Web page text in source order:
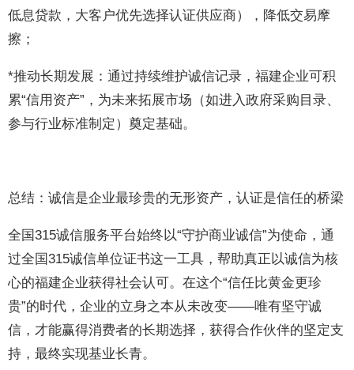
低息贷款，大客户优先选择认证供应商），降低交易摩
擦；
*推动长期发展：通过持续维护诚信记录，福建企业可积
累“信用资产”，为未来拓展市场（如进入政府采购目录、
参与行业标准制定）奠定基础。
总结：诚信是企业最珍贵的无形资产，认证是信任的桥梁
全国315诚信服务平台始终以“守护商业诚信”为使命，通
过全国315诚信单位证书这一工具，帮助真正以诚信为核
心的福建企业获得社会认可。在这个“信任比黄金更珍
贵”的时代，企业的立身之本从未改变——唯有坚守诚
信，才能赢得消费者的长期选择，获得合作伙伴的坚定支
持，最终实现基业长青。